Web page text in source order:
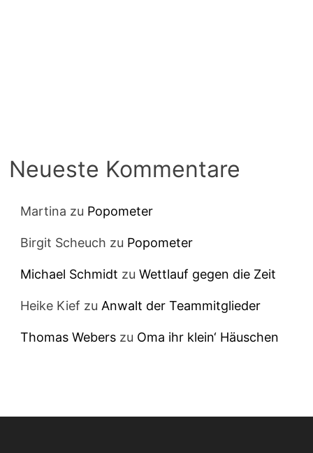
Neueste Kommentare
Martina zu Popometer
Birgit Scheuch zu Popometer
Michael Schmidt zuWettlauf gegen die Zeit
Heike Kief zu Anwalt der Teammitglieder
Thomas Webers zu Oma ihr klein‘ Häuschen